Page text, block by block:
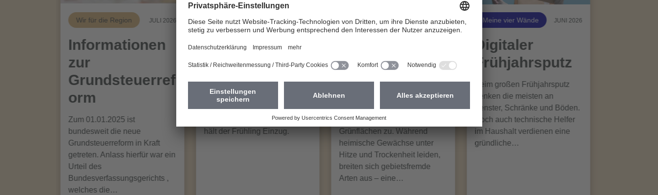
Wir für die Region JULI 2026
Informationen
zur
Grundsteuerref
orm
Zum 01.01.2025 ist
bundesweit die neue
Grundsteuerreform in Kraft
getreten. Anlass hierfür war ein
Urteil des
Bundesverfassungsgerichts ,
welches die…
Meine vier Wände JULI 2026
Windlicht im
Naturlook
Mehr Licht, mehr Leichtigkeit:
Mit Trockenblumen und zarten
Farben entsteht ein zeitloses
Deko-Objekt für zu Hause. So
hält der Frühling Einzug.
Wir im Quartier JUNI 2026
Pflanzen auf
dem
Vormarsch
Der Klimawandel setzt den
Grünflächen zu. Während
heimische Gewächse unter
Hitze und Trockenheit leiden,
breiten sich gebietsfremde
Arten aus – eine…
Meine vier Wände JUNI 2026
Digitaler
Frühjahrsputz
Beim großen Frühjahrsputz
denken die meisten an
Fenster, Schränke und Böden.
Doch auch technische Helfer
im Haushalt verdienen eine
gründliche…